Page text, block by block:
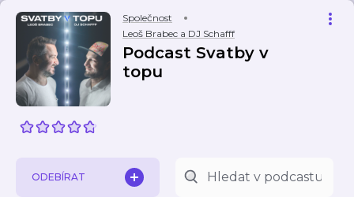
Společnost
Leoš Brabec a DJ Schafff
Podcast Svatby v
topu
ODEBÍRAT